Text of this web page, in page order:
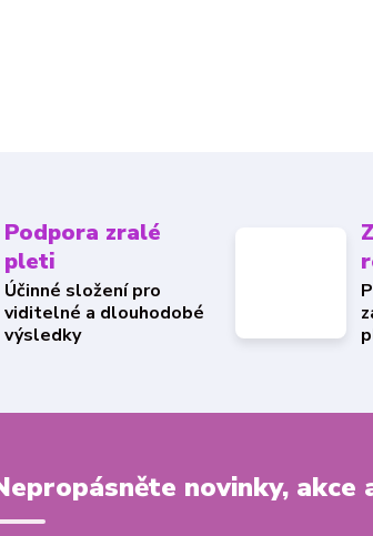
Podpora zralé
pleti
Účinné složení pro
viditelné a dlouhodobé
výsledky
novinky, akce